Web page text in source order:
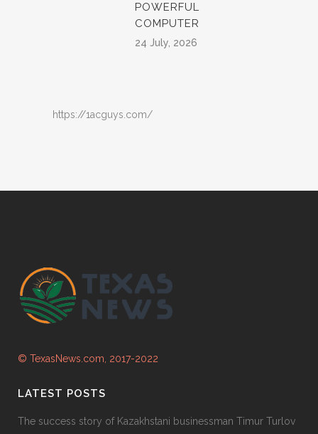
POWERFUL
COMPUTER
24 July, 2026
https://1acguys.com/
© TexasNews.com, 2017-2022
LATEST POSTS
The success story of Kazakhstani businessman Timur Turlov